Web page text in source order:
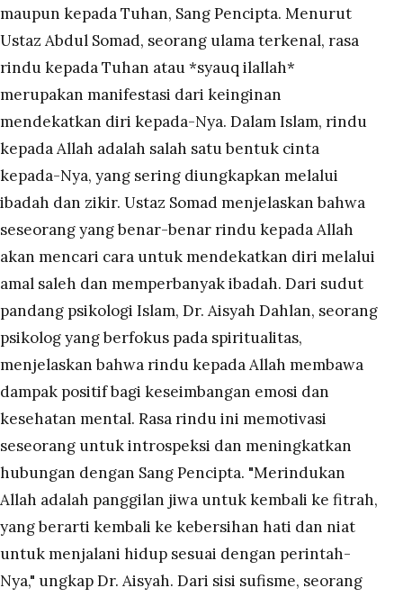
maupun kepada Tuhan, Sang Pencipta. Menurut
Ustaz Abdul Somad, seorang ulama terkenal, rasa
rindu kepada Tuhan atau *syauq ilallah*
merupakan manifestasi dari keinginan
mendekatkan diri kepada-Nya. Dalam Islam, rindu
kepada Allah adalah salah satu bentuk cinta
kepada-Nya, yang sering diungkapkan melalui
ibadah dan zikir. Ustaz Somad menjelaskan bahwa
seseorang yang benar-benar rindu kepada Allah
akan mencari cara untuk mendekatkan diri melalui
amal saleh dan memperbanyak ibadah. Dari sudut
pandang psikologi Islam, Dr. Aisyah Dahlan, seorang
psikolog yang berfokus pada spiritualitas,
menjelaskan bahwa rindu kepada Allah membawa
dampak positif bagi keseimbangan emosi dan
kesehatan mental. Rasa rindu ini memotivasi
seseorang untuk introspeksi dan meningkatkan
hubungan dengan Sang Pencipta. "Merindukan
Allah adalah panggilan jiwa untuk kembali ke fitrah,
yang berarti kembali ke kebersihan hati dan niat
untuk menjalani hidup sesuai dengan perintah-
Nya," ungkap Dr. Aisyah. Dari sisi sufisme, seorang